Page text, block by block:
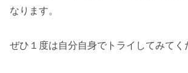
なります。
ぜひ１度は自分自身でトライしてみてく